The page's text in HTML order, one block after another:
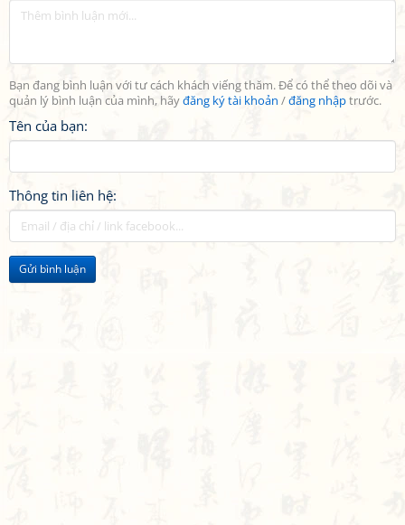
Bạn đang bình luận với tư cách khách viếng thăm. Để có thể theo dõi và
quản lý bình luận của mình, hãyđăng ký tài khoản /đăng nhậptrước.
Tên của bạn:
Thông tin liên hệ:
Gửi bình luận